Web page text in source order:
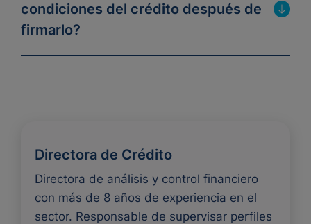
condiciones del crédito después de
firmarlo?
Directora de Crédito
Directora de análisis y control financiero
con más de 8 años de experiencia en el
sector. Responsable de supervisar perfiles